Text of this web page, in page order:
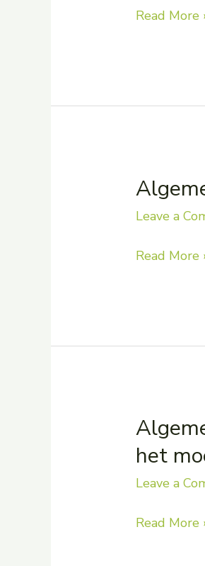
Algemeen:
Read More
Leave a
Algemeen:
Read More
het
Leave a
Algemeen:
Read More